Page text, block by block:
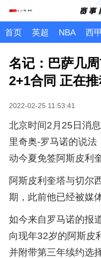
首页 英超 NBA 西甲
名记：巴萨几
2+1合同 正在
2022-02-25 11:53:41
北京时间2月25日消
里奇奥-罗马诺的说
动今夏免签阿斯皮利
阿斯皮利奎塔与切尔
期，此前他已经被媒
如今来自罗马诺的报
向现年32岁的阿斯皮
并附带第三年续约选